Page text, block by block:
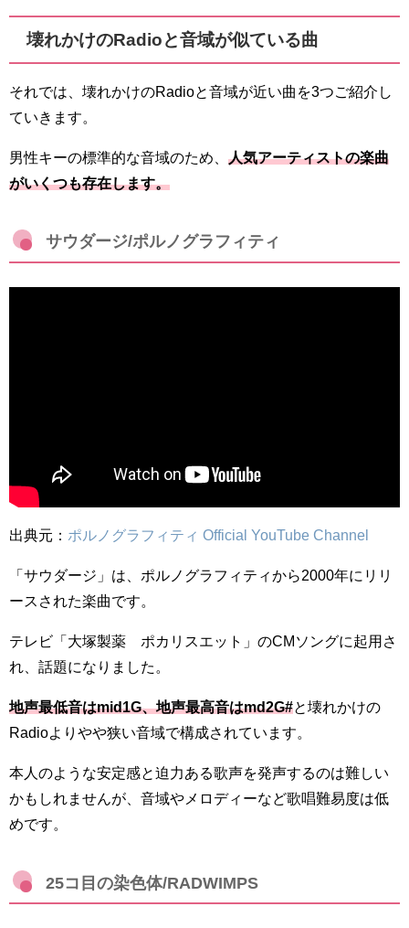
壊れかけのRadioと音域が似ている曲
それでは、壊れかけのRadioと音域が近い曲を3つご紹介し
ていきます。
男性キーの標準的な音域のため、 人気アーティストの楽曲
がいくつも存在します。
サウダージ/ポルノグラフィティ
出典元： ポルノグラフィティ Official YouTube Channel
「サウダージ」は、ポルノグラフィティから2000年にリリ
ースされた楽曲です。
テレビ「大塚製薬 ポカリスエット」のCMソングに起用さ
れ、話題になりました。
地声最低音はmid1G、地声最高音はmd2G#と壊れかけの
Radioよりやや狭い音域で構成されています。
本人のような安定感と迫力ある歌声を発声するのは難しい
かもしれませんが、音域やメロディーなど歌唱難易度は低
めです。
25コ目の染色体/RADWIMPS